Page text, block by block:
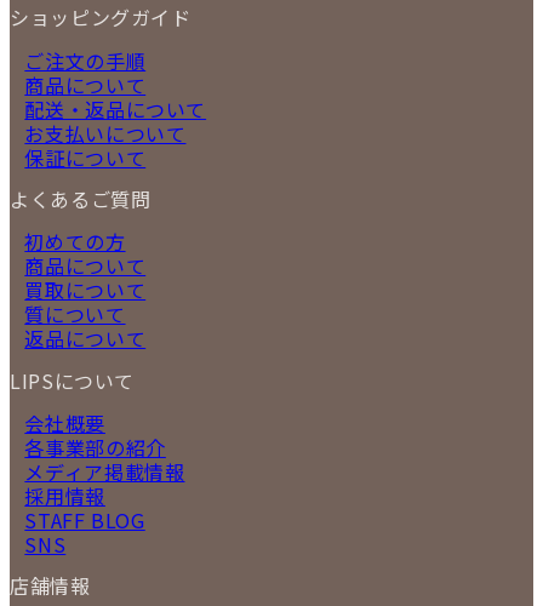
ショッピングガイド
ご注文の手順
商品について
配送・返品について
お支払いについて
保証について
よくあるご質問
初めての方
商品について
買取について
質について
返品について
LIPSについて
会社概要
各事業部の紹介
メディア掲載情報
採用情報
STAFF BLOG
SNS
店舗情報